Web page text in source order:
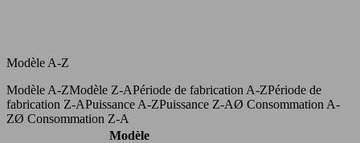
Modèle A-Z
Modèle A-ZModèle Z-APériode de fabrication A-ZPériode de
fabrication Z-APuissance A-ZPuissance Z-AØ Consommation A-
ZØ Consommation Z-A
Modèle